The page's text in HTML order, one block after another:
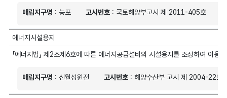
매립지구명 : 능포 고시번호 : 국토해양부고시 제 2011-405호
에너지시설용지
「에너지법」 제2조제6호에 따른 에너지공급설비의 시설용지를 조성하여 이용
매립지구명 : 신월성원전 고시번호 : 해양수산부 고시 제 2004-22호